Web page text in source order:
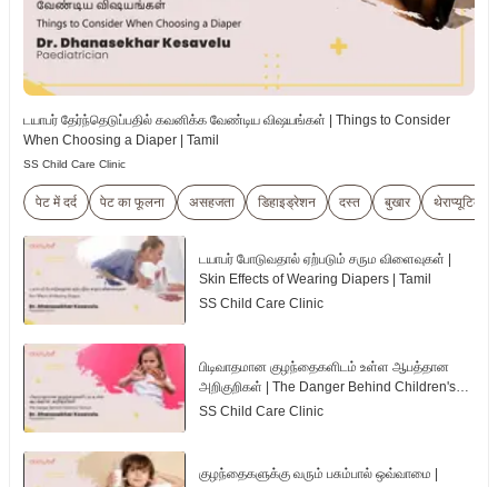
டயாபர் தேர்ந்தெடுப்பதில் கவனிக்க வேண்டிய விஷயங்கள் | Things to Consider
When Choosing a Diaper | Tamil
SS Child Care Clinic
पेट में दर्द पेट का फूलना असहजता डिहाइड्रेशन दस्त बुखार थेराप्यूटिक
டயாபர் போடுவதால் ஏற்படும் சரும விளைவுகள் |
Skin Effects of Wearing Diapers | Tamil
SS Child Care Clinic
பிடிவாதமான குழந்தைகளிடம் உள்ள ஆபத்தான
அறிகுறிகள் | The Danger Behind Children's
Tantrum | Tamil
SS Child Care Clinic
குழந்தைகளுக்கு வரும் பசும்பால் ஒவ்வாமை |